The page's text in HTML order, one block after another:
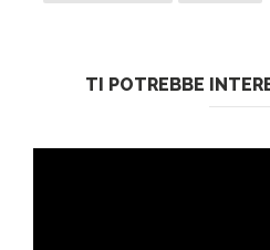
TI POTREBBE